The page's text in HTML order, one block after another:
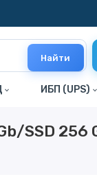
Найти
ИБП (UPS)
SSD 256